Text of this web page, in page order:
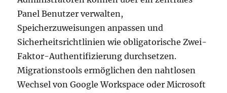
Panel Benutzer verwalten,
Speicherzuweisungen anpassen und
Sicherheitsrichtlinien wie obligatorische Zwei-
Faktor-Authentifizierung durchsetzen.
Migrationstools ermöglichen den nahtlosen
Wechsel von Google Workspace oder Microsoft